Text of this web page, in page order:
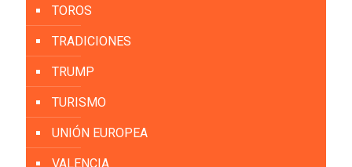
TOROS
TRADICIONES
TRUMP
TURISMO
UNIÓN EUROPEA
VALENCIA